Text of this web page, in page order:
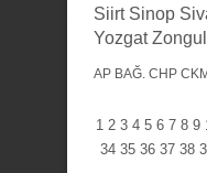
Siirt Sinop
Yozgat
AP BAĞ. CHP
1 2 3 4 5 6 7 8 9
34 35 36 37 38